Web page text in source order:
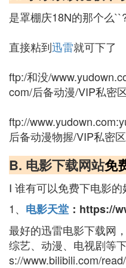
是罩棚庆18N的那个么
直接粘到迅雷就可下了
ftp:/和没/
com/后备动漫/VIP私密
ftp://www.yudown.com:
后备动漫物握/VIP私密
B. 电影下载网站免
Ⅰ 谁有可以免费下电影
1、 电影天堂 ：https://
最好的迅雷电影下载网
综艺、动漫、电视剧等
s://www.bilibili.com/